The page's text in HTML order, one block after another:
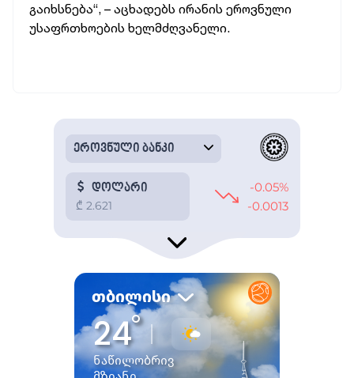
გაიხსნება“, – აცხადებს ირანის ეროვნული
უსაფრთხოების ხელმძღვანელი.